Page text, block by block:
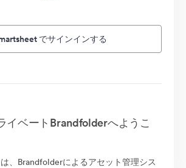
でサインインする
イベートBrandfolderへようこ
、Brandfolderによるアセット管理シス